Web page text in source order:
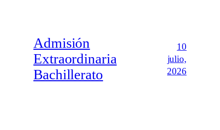
Admisión
Extraordinaria
Bachillerato
10
julio,
2026